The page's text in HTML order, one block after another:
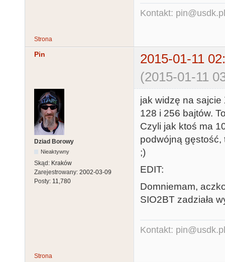
Kontakt: pin@usdk.pl
Strona
Pin
2015-01-11
(2015-01-11
Dziad Borowy
Nieaktywny
Skąd: Kraków
Zarejestrowany: 2002-03-09
Posty: 11,780
jak widzę na sajcie
128 i 256 bajtów.
Czyli jak ktoś ma
podwójną gęstość,
;)
EDIT:
Domniemam,
SIO2BT zadziała
Kontakt: pin@usdk.pl
Strona